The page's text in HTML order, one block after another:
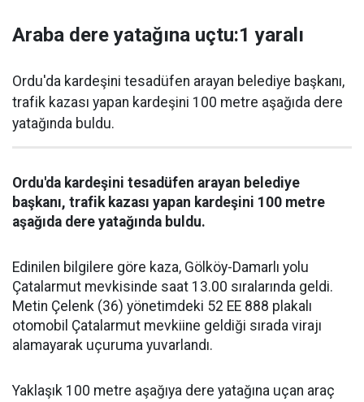
Araba dere yatağına uçtu:1 yaralı
Ordu'da kardeşini tesadüfen arayan belediye başkanı,
trafik kazası yapan kardeşini 100 metre aşağıda dere
yatağında buldu.
Ordu'da kardeşini tesadüfen arayan belediye
başkanı, trafik kazası yapan kardeşini 100 metre
aşağıda dere yatağında buldu.
Edinilen bilgilere göre kaza, Gölköy-Damarlı yolu
Çatalarmut mevkisinde saat 13.00 sıralarında geldi.
Metin Çelenk (36) yönetimdeki 52 EE 888 plakalı
otomobil Çatalarmut mevkiine geldiği sırada virajı
alamayarak uçuruma yuvarlandı.
Yaklaşık 100 metre aşağıya dere yatağına uçan araç